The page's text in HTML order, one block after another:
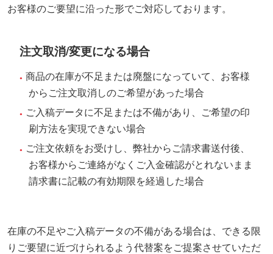
お客様のご要望に沿った形でご対応しております。
注文取消/変更になる場合
商品の在庫が不足または廃盤になっていて、お客様
からご注文取消しのご希望があった場合
ご入稿データに不足または不備があり、ご希望の印
刷方法を実現できない場合
ご注文依頼をお受けし、弊社からご請求書送付後、
お客様からご連絡がなくご入金確認がとれないまま
請求書に記載の有効期限を経過した場合
在庫の不足やご入稿データの不備がある場合は、できる限
りご要望に近づけられるよう代替案をご提案させていただ